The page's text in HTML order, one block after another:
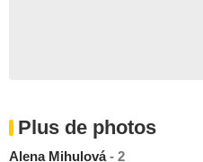
Plus de photos
Alena Mihulová- 2